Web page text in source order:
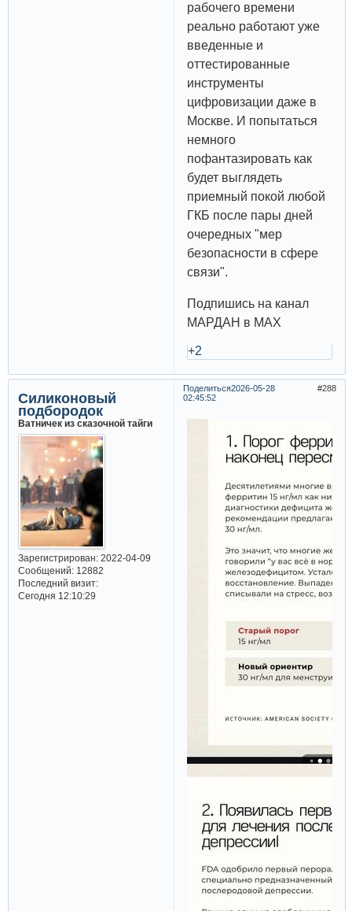
рабочего времени
реально работают уже
введенные и
оттестированные
инструменты
цифровизации даже в
Москве. И попытаться
немного
пофантазировать как
будет выглядеть
приемный покой любой
ГКБ после пары дней
очередных "мер
безопасности в сфере
связи".
Подпишись на канал
МАРДАН в МAX
+2
Поделиться 288
2026-05-28
02:45:52
Силиконовый
подбородок
Ватничек из сказочной тайги
Зарегистрирован: 2022-04-09
Сообщений:12882
Последний визит:
Сегодня 12:10:29